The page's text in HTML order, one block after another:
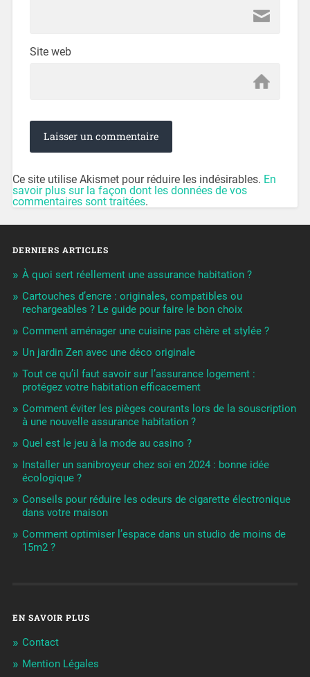
Site web
Ce site utilise Akismet pour réduire les indésirables. En
savoir plus sur la façon dont les données de vos
commentaires sont traitées.
DERNIERS ARTICLES
À quoi sert réellement une assurance habitation ?
Cartouches d’encre : originales, compatibles ou
rechargeables ? Le guide pour faire le bon choix
Comment aménager une cuisine pas chère et stylée ?
Un jardin Zen avec une déco originale
Tout ce qu’il faut savoir sur l’assurance logement :
protégez votre habitation efficacement
Comment éviter les pièges courants lors de la souscription
à une nouvelle assurance habitation ?
Quel est le jeu à la mode au casino ?
Installer un sanibroyeur chez soi en 2024 : bonne idée
écologique ?
Conseils pour réduire les odeurs de cigarette électronique
dans votre maison
Comment optimiser l’espace dans un studio de moins de
15m2 ?
EN SAVOIR PLUS
Contact
Mention Légales